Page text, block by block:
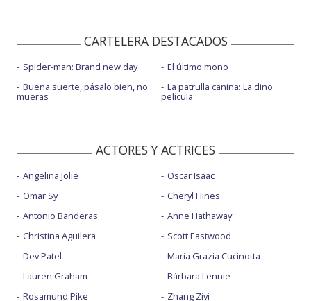
CARTELERA DESTACADOS
Spider-man: Brand new day
Buena suerte, pásalo bien, no
mueras
El último mono
La patrulla canina: La dino
película
ACTORES Y ACTRICES
Angelina Jolie
Omar Sy
Antonio Banderas
Christina Aguilera
Dev Patel
Lauren Graham
Rosamund Pike
Oscar Isaac
Cheryl Hines
Anne Hathaway
Scott Eastwood
Maria Grazia Cucinotta
Bárbara Lennie
Zhang Ziyi